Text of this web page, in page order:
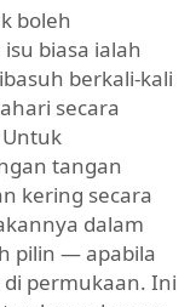
boleh
biasa ialah
berkali-kali
secara
tangan
kering secara
dalam
pilin — apabila
permukaan. Ini